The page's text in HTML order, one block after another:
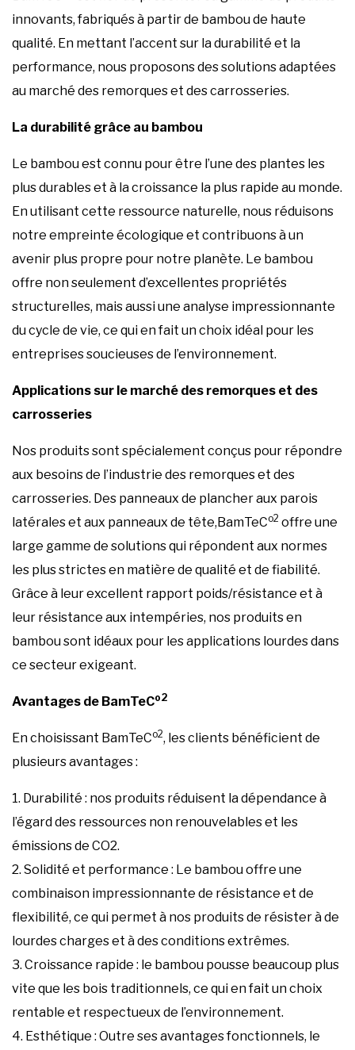
innovants, fabriqués à partir de bambou de haute
qualité. En mettant l’accent sur la durabilité et la
performance, nous proposons des solutions adaptées
au marché des remorques et des carrosseries.
La durabilité grâce au bambou
Le bambou est connu pour être l’une des plantes les
plus durables et à la croissance la plus rapide au monde.
En utilisant cette ressource naturelle, nous réduisons
notre empreinte écologique et contribuons à un
avenir plus propre pour notre planète. Le bambou
offre non seulement d’excellentes propriétés
structurelles, mais aussi une analyse impressionnante
du cycle de vie, ce qui en fait un choix idéal pour les
entreprises soucieuses de l’environnement.
Applications sur le marché des remorques et des
carrosseries
Nos produits sont spécialement conçus pour répondre
aux besoins de l’industrie des remorques et des
carrosseries. Des panneaux de plancher aux parois
latérales et aux panneaux de tête,BamTeCo2 offre une
large gamme de solutions qui répondent aux normes
les plus strictes en matière de qualité et de fiabilité.
Grâce à leur excellent rapport poids/résistance et à
leur résistance aux intempéries, nos produits en
bambou sont idéaux pour les applications lourdes dans
ce secteur exigeant.
Avantages de BamTeCo2
En choisissant BamTeCo2, les clients bénéficient de
plusieurs avantages :
1. Durabilité : nos produits réduisent la dépendance à
l’égard des ressources non renouvelables et les
émissions de CO2.
2. Solidité et performance : Le bambou offre une
combinaison impressionnante de résistance et de
flexibilité, ce qui permet à nos produits de résister à de
lourdes charges et à des conditions extrêmes.
3. Croissance rapide : le bambou pousse beaucoup plus
vite que les bois traditionnels, ce qui en fait un choix
rentable et respectueux de l’environnement.
4. Esthétique : Outre ses avantages fonctionnels, le